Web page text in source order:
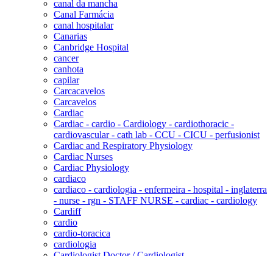
canal da mancha
Canal Farmácia
canal hospitalar
Canarias
Canbridge Hospital
cancer
canhota
capilar
Carcacavelos
Carcavelos
Cardiac
Cardiac - cardio - Cardiology - cardiothoracic -
cardiovascular - cath lab - CCU - CICU - perfusionist
Cardiac and Respiratory Physiology
Cardiac Nurses
Cardiac Physiology
cardiaco
cardiaco - cardiologia - enfermeira - hospital - inglaterra
- nurse - rgn - STAFF NURSE - cardiac - cardiology
Cardiff
cardio
cardio-toracica
cardiologia